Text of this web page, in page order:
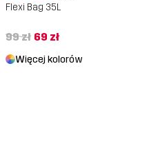
Flexi Bag 35L
99 zł 69 zł
Więcej kolorów